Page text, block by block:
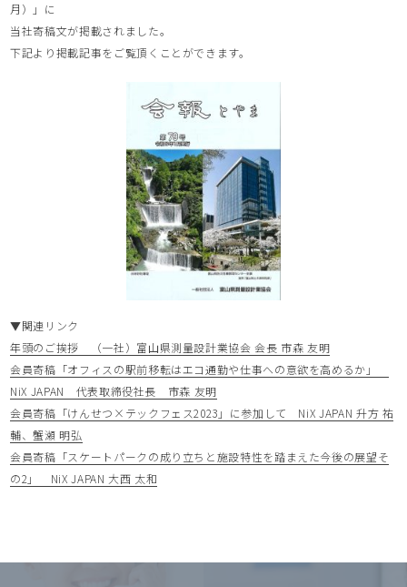
月）」に
当社寄稿文が掲載されました。
下記より掲載記事をご覧頂くことができます。
▼関連リンク
年頭のご挨拶 （一社）富山県測量設計業協会 会長 市森 友明
会員寄稿「オフィスの駅前移転はエコ通勤や仕事への意欲を高めるか」
NiX JAPAN 代表取締役社長 市森 友明
会員寄稿「けんせつ×テックフェス2023」に参加して NiX JAPAN 升方 祐
輔、蟹瀬 明弘
会員寄稿「スケートパークの成り立ちと施設特性を踏まえた今後の展望そ
の2」 NiX JAPAN 大西 太和